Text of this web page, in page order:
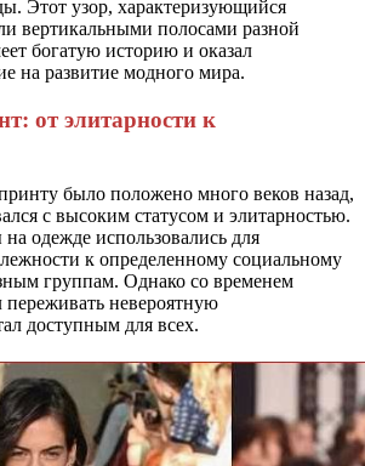
Этот узор, характеризующийся
вертикальными полосами разной
богатую историю и оказал
на развитие модного мира.
от элитарности к
было положено много веков назад,
с высоким статусом и элитарностью.
одежде использовались для
к определенному социальному
группам. Однако со временем
переживать невероятную
доступным для всех.